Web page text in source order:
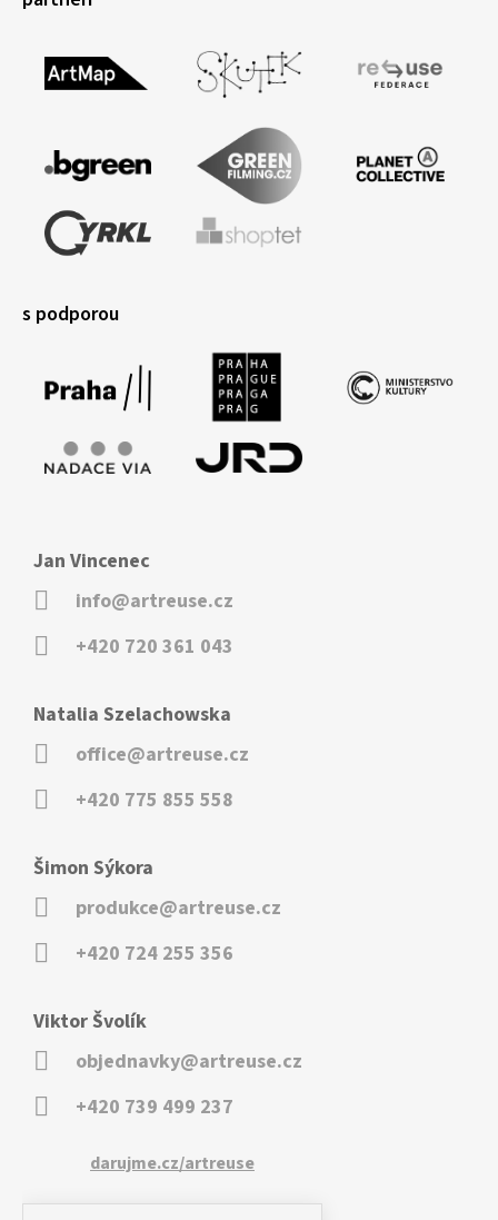
s podporou
Jan Vincenec
info@artreuse.cz
+420 720 361 043
Natalia Szelachowska
office@artreuse.cz
+420 775 855 558
Šimon Sýkora
produkce@artreuse.cz
+420 724 255 356
Viktor Švolík
objednavky@artreuse.cz
+420 739 499 237
darujme.cz/artreuse